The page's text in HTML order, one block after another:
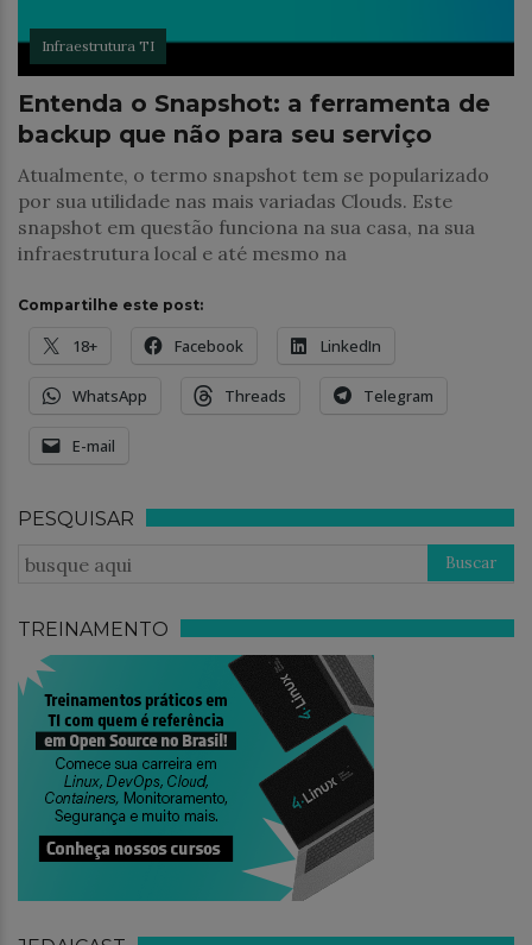
Infraestrutura TI
Entenda o Snapshot: a ferramenta de
backup que não para seu serviço
Atualmente, o termo snapshot tem se popularizado
por sua utilidade nas mais variadas Clouds. Este
snapshot em questão funciona na sua casa, na sua
infraestrutura local e até mesmo na
Compartilhe este post:
18+ Facebook LinkedIn
WhatsApp Threads Telegram
E-mail
PESQUISAR
TREINAMENTO